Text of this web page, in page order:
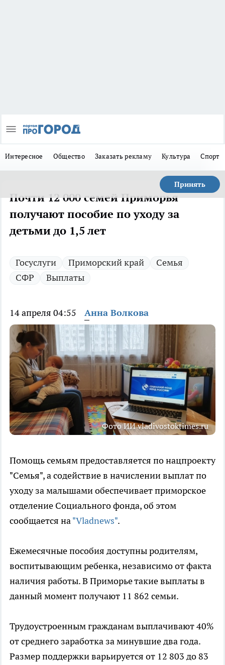
Интересное Общество Заказать рекламу Культура Спорт
Принять
Почти 12 000 семей Приморья
получают пособие по уходу за
детьми до 1,5 лет
Госуслуги Приморский край
Семья
СФР
Выплаты
14 апреля 04:55 Анна Волкова
Фото ИИ vladivostoktimes.ru
Помощь семьям предоставляется по нацпроекту
"Семья", а содействие в начислении выплат по
уходу за малышами обеспечивает приморское
отделение Социального фонда, об этом
сообщается на"Vladnews".
Ежемесячные пособия доступны родителям,
воспитывающим ребенка, независимо от факта
наличия работы. В Приморье такие выплаты в
данный момент получают 11 862 семьи.
Трудоустроенным гражданам выплачивают 40%
от среднего заработка за минувшие два года.
Размер поддержки варьируется от 12 803 до 83